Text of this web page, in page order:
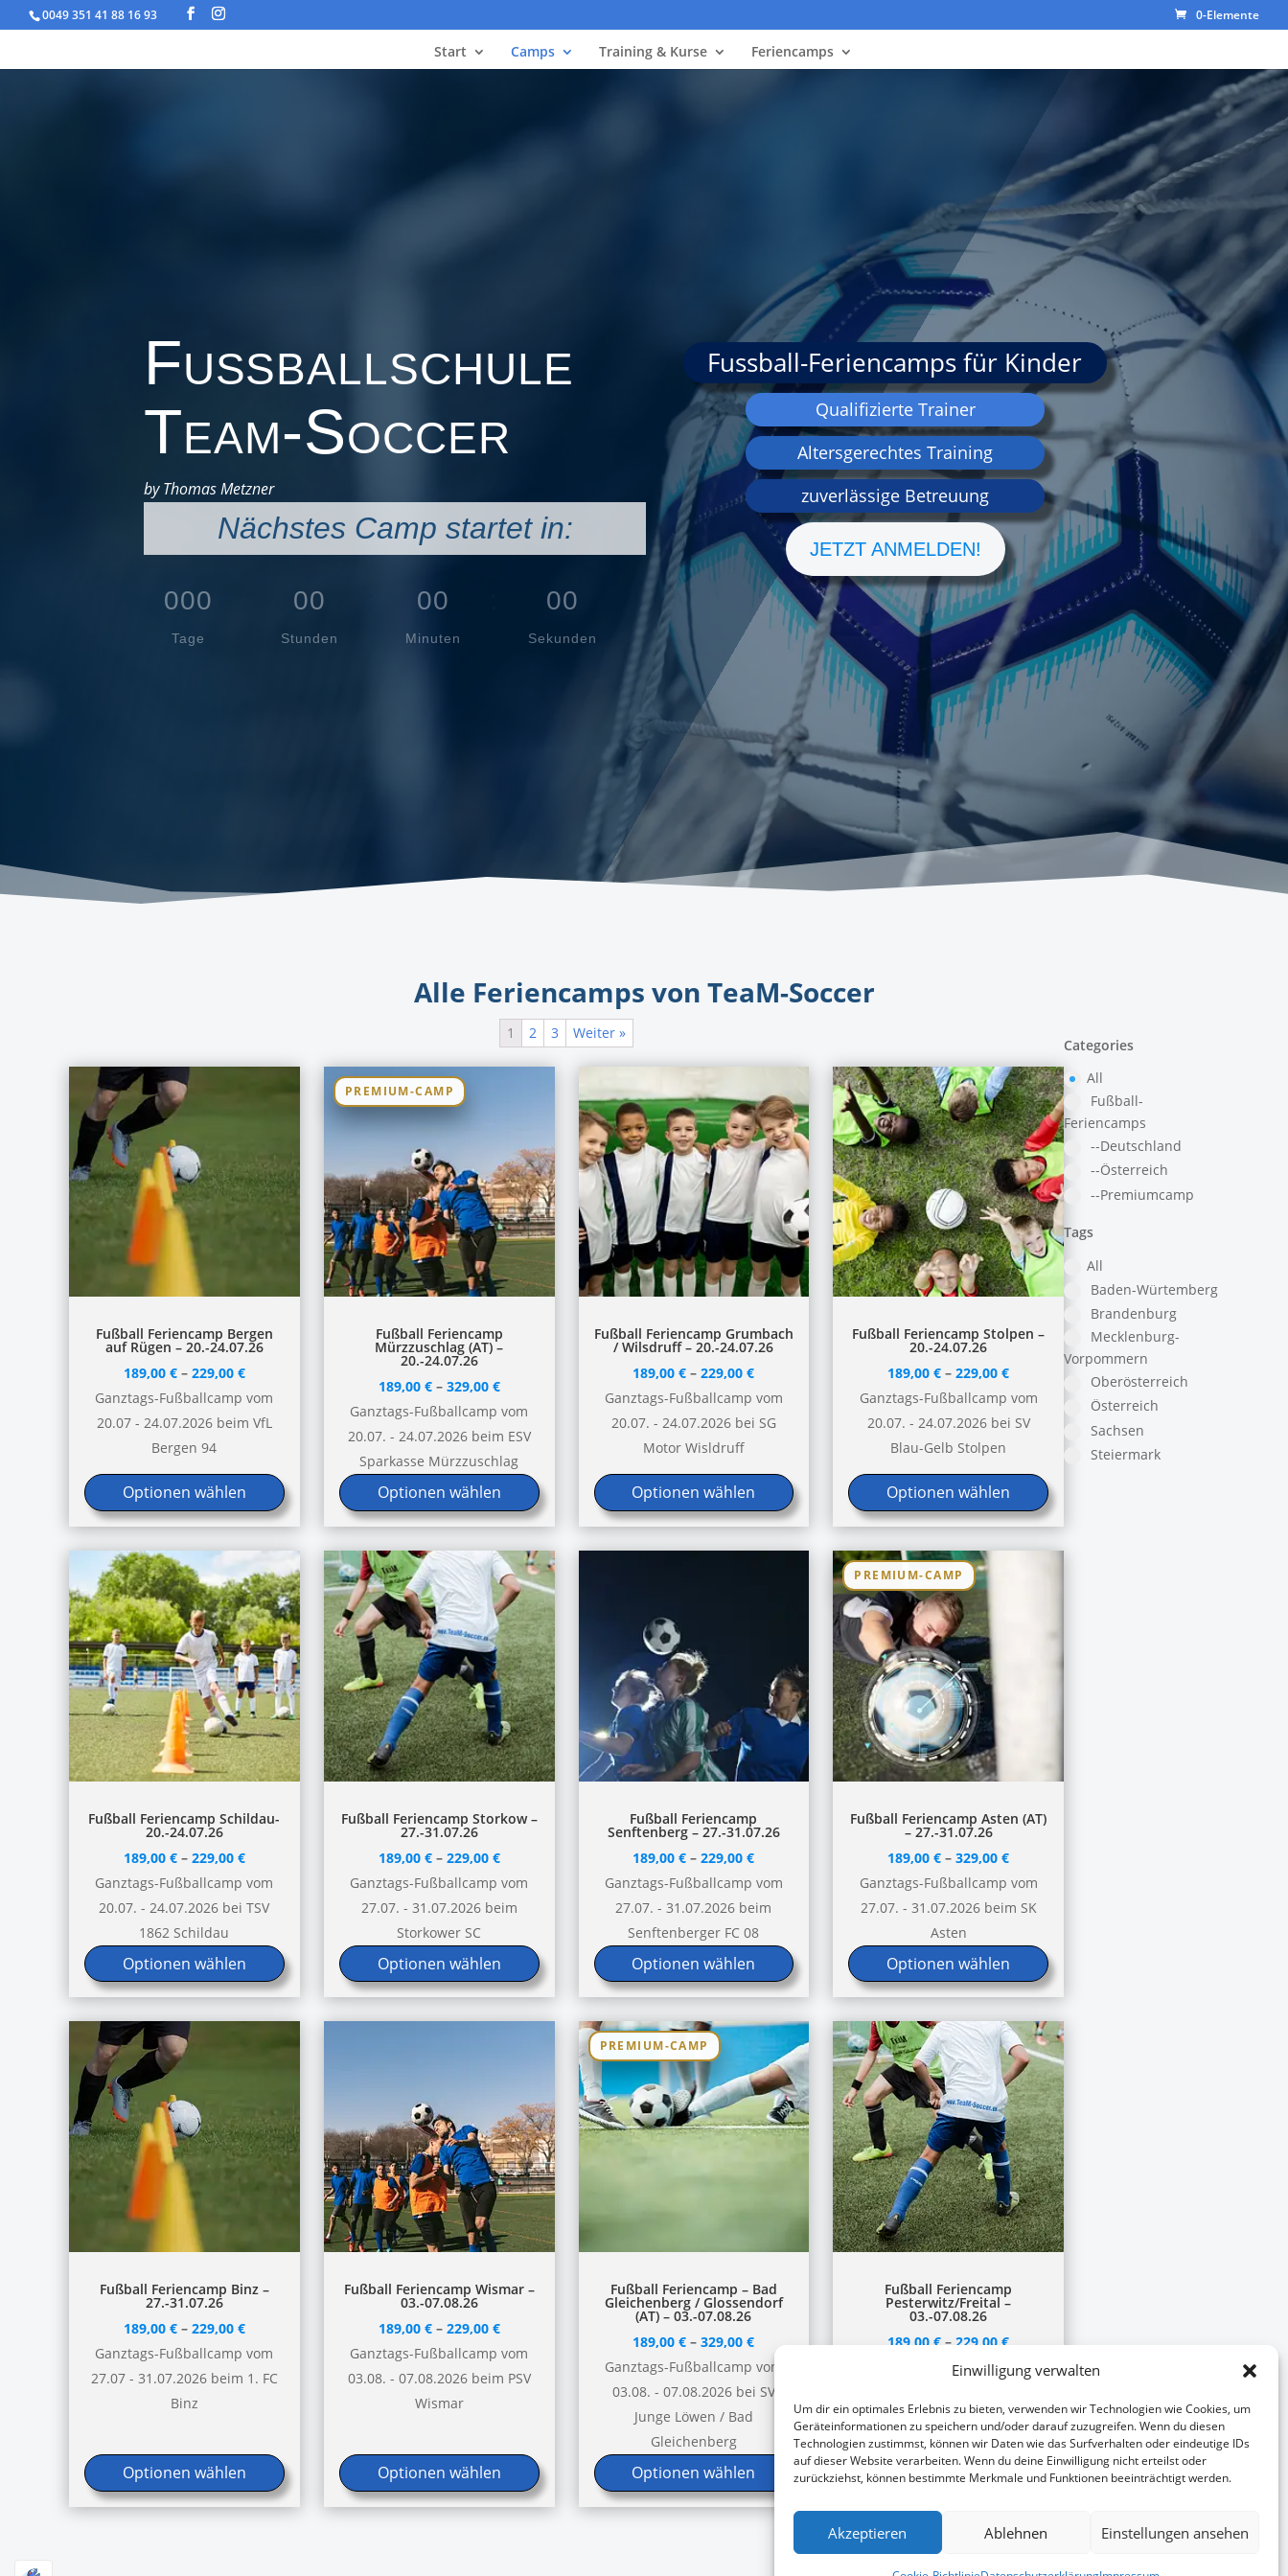
Einwilligung verwalten
Um dir ein optimales Erlebnis zu bieten, verwenden wir Technologien wie Cookies, um
Geräteinformationen zu speichern und/oder darauf zuzugreifen. Wenn du diesen
Technologien zustimmst, können wir Daten wie das Surfverhalten oder eindeutige IDs
auf dieser Website verarbeiten. Wenn du deine Einwilligung nicht erteilst oder
zurückziehst, können bestimmte Merkmale und Funktionen beeinträchtigt werden.
Akzeptieren Ablehnen Einstellungen ansehen
0049 351 41 88 16 93 0-Elemente
Start Camps Training & Kurse Feriencamps
Fußballschule
Team-Soccer
by Thomas Metzner
Nächstes Camp startet in:
000 00 00 00
Fussball-Feriencamps für Kinder
Qualifizierte Trainer
Altersgerechtes Training
zuverlässige Betreuung
JETZT ANMELDEN!
Alle Feriencamps von TeaM-Soccer
1 2 3 Weiter »
Fußball Feriencamp Bergen
auf Rügen – 20.-24.07.26
189,00 €– 229,00 €
Ganztags-Fußballcamp vom
20.07 - 24.07.2026 beim VfL
Bergen 94
Optionen wählen
Dieses
Produkt
mehrere
Varianten
Die
Optionen
können
auf
der
Produktseite
gewählt
werden
PREMIUM-CAMP
Fußball Feriencamp
Mürzzuschlag (AT) –
20.-24.07.26
189,00 €– 329,00 €
Ganztags-Fußballcamp vom
20.07. - 24.07.2026 beim ESV
Sparkasse Mürzzuschlag
Optionen wählen
Dieses
Produkt
mehrere
Varianten
auf.
Die
Optionen
können
auf
der
Produktseite
gewählt
werden
Fußball Feriencamp Grumbach
/ Wilsdruff – 20.-24.07.26
189,00€ –229,00€
Ganztags-Fußballcamp vom
20.07. - 24.07.2026 bei SG
Motor Wisldruff
Optionen wählen
Dieses
Produkt
mehrere
Varianten
Die
Optionen
können
auf
gewählt
werden
Fußball Feriencamp Stolpen –
20.-24.07.26
189,00€ –229,00€
Ganztags-Fußballcamp vom
20.07. - 24.07.2026 bei SV
Blau-Gelb Stolpen
Optionen wählen
Dieses
mehrere
Varianten
Die
Optionen
können
auf
der
Produktseite
gewählt
werden
Fußball Feriencamp Schildau-
20.-24.07.26
189,00 €– 229,00 €
Ganztags-Fußballcamp vom
20.07. - 24.07.2026 bei TSV
1862 Schildau
Optionen wählen
Dieses
mehrere
Varianten
auf.
Die
Optionen
auf
der
Produktseite
gewählt
werden
Fußball Feriencamp Storkow –
27.-31.07.26
189,00 €– 229,00 €
Ganztags-Fußballcamp vom
27.07. - 31.07.2026 beim
Storkower SC
Optionen wählen
Dieses
mehrere
Varianten
auf.
Die
Optionen
werden
Fußball Feriencamp
Senftenberg – 27.-31.07.26
189,00€ –229,00€
Ganztags-Fußballcamp vom
27.07. - 31.07.2026 beim
Senftenberger FC 08
Optionen wählen
Dieses
Produkt
mehrere
Varianten
auf.
Die
Optionen
auf
der
Produktseite
gewählt
werden
PREMIUM-CAMP
Fußball Feriencamp Asten (AT)
– 27.-31.07.26
189,00€ –329,00€
Ganztags-Fußballcamp vom
27.07. - 31.07.2026 beim SK
Asten
Optionen wählen
Dieses
mehrere
Varianten
auf.
Die
Optionen
auf
der
Produktseite
gewählt
werden
Fußball Feriencamp Binz –
27.-31.07.26
189,00 €– 229,00 €
Ganztags-Fußballcamp vom
27.07 - 31.07.2026 beim 1. FC
Binz
Optionen wählen
Dieses
mehrere
Varianten
Optionen
können
auf
Fußball Feriencamp Wismar –
03.-07.08.26
189,00 €– 229,00 €
Ganztags-Fußballcamp vom
03.08. - 07.08.2026 beim PSV
Wismar
Optionen wählen
Dieses
mehrere
Varianten
Optionen
können
auf
PREMIUM-CAMP
Fußball Feriencamp – Bad
Gleichenberg / Glossendorf
(AT) – 03.-07.08.26
189,00€ –329,00€
Ganztags-Fußballcamp vom
03.08. - 07.08.2026 bei SV
Junge Löwen / Bad
Gleichenberg
Optionen wählen
Dieses
Produkt
mehrere
Varianten
Optionen
können
auf
Fußball Feriencamp
Pesterwitz/Freital –
03.-07.08.26
189,00€ –229,00€
Ganztags-Fußballcamp vom
Pesterwitz
Optionen wählen
Dieses
Produkt
auf.
Die
Optionen
können
auf
der
Categories
All
Feriencamps
--Deutschland
--Österreich
--Premiumcamp
Tags
All
Baden-Würtemberg
Brandenburg
Vorpommern
Oberösterreich
Österreich
Sachsen
Steiermark